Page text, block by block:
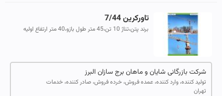
تاورکرین 7/44
برند پتن،تناژ 10 تن،45 متر طول بازو،40 متر ارتفاع اولیه
شرکت بازرگانی شایان و ماهان برج سازان البرز
تولید کننده، وارد کننده، عمده فروش، خرده فروش، صادر کننده، خدمات
تهران